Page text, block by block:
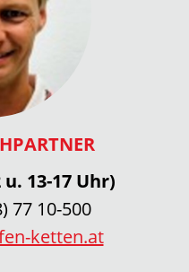
13-17 Uhr)
77 10-500
ketten.at